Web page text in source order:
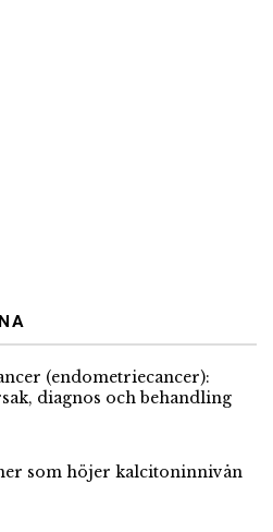
(endometriecancer):
diagnos och behandling
som höjer kalcitoninnivån